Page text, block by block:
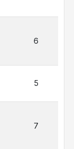
6
5
7